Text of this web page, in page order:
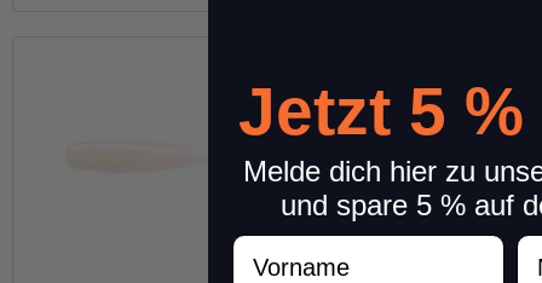
Jetzt 5
Melde dich hier zu
und spare 5 % auf
Vorname